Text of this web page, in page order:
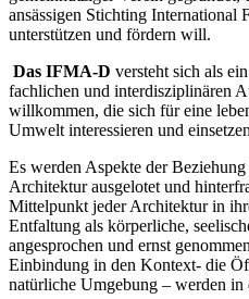
ansässigen Stichting International
unterstützen und fördern will.
Das IFMA-D versteht sich als
fachlichen und interdisziplinären
willkommen, die sich für eine
Umwelt interessieren und
Es werden Aspekte der
Architektur ausgelotet und
Mittelpunkt jeder Architektur in
Entfaltung als körperliche,
angesprochen und ernst
Einbindung in den Kontext- die
natürliche Umgebung – werden